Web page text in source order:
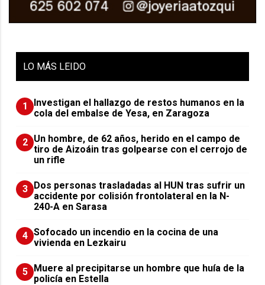
LO MÁS LEIDO
1
Investigan el hallazgo de restos humanos en la
cola del embalse de Yesa, en Zaragoza
2 Un hombre, de 62 años, herido en el campo de
tiro de Aizoáin tras golpearse con el cerrojo de
un rifle
3 ​Dos personas trasladadas al HUN tras sufrir un
accidente por colisión frontolateral en la N-
240-A en Sarasa
4 Sofocado un incendio en la cocina de una
vivienda en Lezkairu
5 Muere al precipitarse un hombre que huía de la
policía en Estella